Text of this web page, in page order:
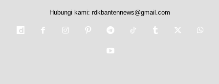
Hubungi kami: rdkbantennews@gmail.com